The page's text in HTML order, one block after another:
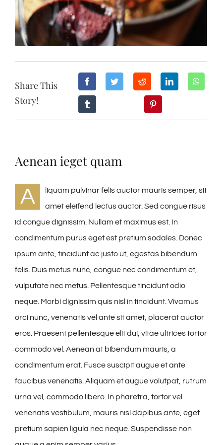
Share This
Story!
Aenean ieget quam
A
liquam pulvinar felis auctor mauris semper, sit
amet eleifend lectus auctor. Sed congue risus
id congue dignissim. Nullam et maximus est. In
condimentum purus eget est pretium sodales. Donec
ipsum ante, tincidunt ac justo ut, egestas bibendum
felis. Duis metus nunc, congue nec condimentum et,
vulputate nec metus. Pellentesque tincidunt odio
neque. Morbi dignissim quis nisl in tincidunt. Vivamus
orci nunc, venenatis vel ante sit amet, placerat auctor
eros. Praesent pellentesque elit dui, vitae ultrices tortor
commodo vel. Aenean at bibendum mauris, a
condimentum erat. Fusce suscipit augue et ante
faucibus venenatis. Aliquam et augue volutpat, rutrum
urna vel, commodo libero. In pharetra, tortor vel
venenatis vestibulum, mauris nisl dapibus ante, eget
pretium sapien ligula nec neque. Suspendisse non